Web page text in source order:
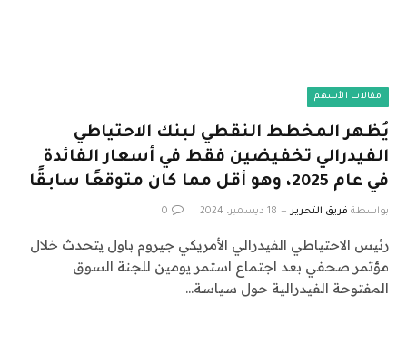
مقالات الأسهم
يُظهر المخطط النقطي لبنك الاحتياطي
الفيدرالي تخفيضين فقط في أسعار الفائدة
في عام 2025، وهو أقل مما كان متوقعًا سابقًا
بواسطة فريق التحرير 18 ديسمبر، 2024 0
رئيس الاحتياطي الفيدرالي الأمريكي جيروم باول يتحدث خلال
مؤتمر صحفي بعد اجتماع استمر يومين للجنة السوق
المفتوحة الفيدرالية حول سياسة…